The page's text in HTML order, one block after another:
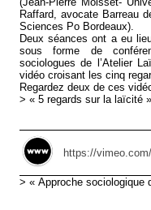
Raffard, avocate Barreau
Sciences Po Bordeaux).
Deux séances ont a eu
sous forme de
sociologues de l’Atelier
vidéo croisant les cinq
Regardez deux de ces
> « 5 regards sur la laïcité
https://
> « Approche sociologique